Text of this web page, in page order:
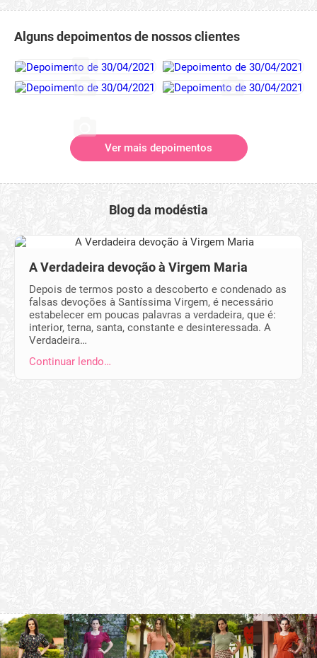
Alguns depoimentos de nossos clientes
Ver mais depoimentos
Blog da modéstia
A Verdadeira devoção à Virgem Maria
Depois de termos posto a descoberto e condenado as
falsas devoções à Santíssima Virgem, é necessário
estabelecer em poucas palavras a verdadeira, que é:
interior, terna, santa, constante e desinteressada. A
Verdadeira…
Continuar lendo…